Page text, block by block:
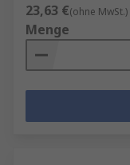
23,63 €(ohne MwSt.)
Menge